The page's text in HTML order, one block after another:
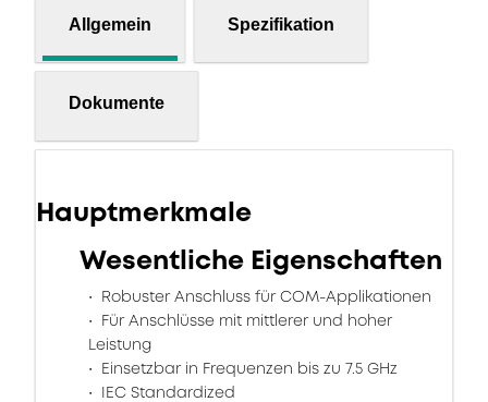
Allgemein Spezifikation
Dokumente
Hauptmerkmale
Wesentliche Eigenschaften
Robuster Anschluss für COM-Applikationen
Für Anschlüsse mit mittlerer und hoher
Leistung
Einsetzbar in Frequenzen bis zu 7.5 GHz
IEC Standardized